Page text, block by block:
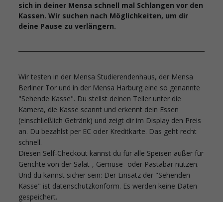
sich in deiner Mensa schnell mal Schlangen vor den
Kassen. Wir suchen nach Möglichkeiten, um dir
deine Pause zu verlängern.
Wir testen in der Mensa Studierendenhaus, der Mensa
Berliner Tor und in der Mensa Harburg eine so genannte
"Sehende Kasse". Du stellst deinen Teller unter die
Kamera, die Kasse scannt und erkennt dein Essen
(einschließlich Getränk) und zeigt dir im Display den Preis
an. Du bezahlst per EC oder Kreditkarte. Das geht recht
schnell.
Diesen Self-Checkout kannst du für alle Speisen außer für
Gerichte von der Salat-, Gemüse- oder Pastabar nutzen.
Und du kannst sicher sein: Der Einsatz der "Sehenden
Kasse" ist datenschutzkonform. Es werden keine Daten
gespeichert.